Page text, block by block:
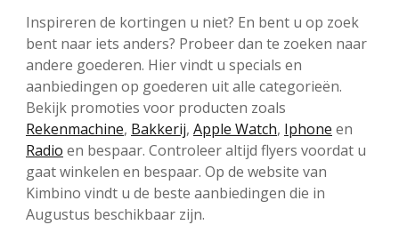
Inspireren de kortingen u niet? En bent u op zoek
bent naar iets anders? Probeer dan te zoeken naar
andere goederen. Hier vindt u specials en
aanbiedingen op goederen uit alle categorieën.
Bekijk promoties voor producten zoals
Rekenmachine, Bakkerij, Apple Watch, Iphone en
Radio en bespaar. Controleer altijd flyers voordat u
gaat winkelen en bespaar. Op de website van
Kimbino vindt u de beste aanbiedingen die in
Augustus beschikbaar zijn.